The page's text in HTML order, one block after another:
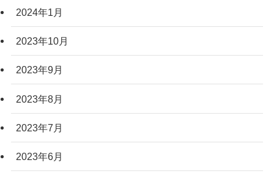
2024年1月
2023年10月
2023年9月
2023年8月
2023年7月
2023年6月